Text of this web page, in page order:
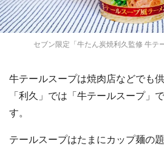
セブン限定「牛たん炭焼利久監修 牛テ
牛テールスープは焼肉店などでも
「利久」では「牛テールスープ」
す。
テールスープはたまにカップ麺の